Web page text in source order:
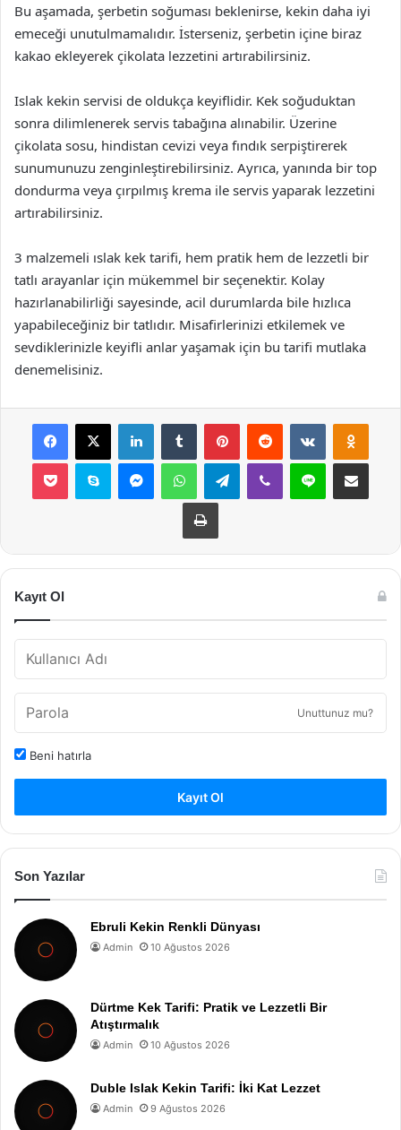
Bu aşamada, şerbetin soğuması beklenirse, kekin daha iyi
emeceği unutulmamalıdır. İsterseniz, şerbetin içine biraz
kakao ekleyerek çikolata lezzetini artırabilirsiniz.
Islak kekin servisi de oldukça keyiflidir. Kek soğuduktan
sonra dilimlenerek servis tabağına alınabilir. Üzerine
çikolata sosu, hindistan cevizi veya fındık serpiştirerek
sunumunuzu zenginleştirebilirsiniz. Ayrıca, yanında bir top
dondurma veya çırpılmış krema ile servis yaparak lezzetini
artırabilirsiniz.
3 malzemeli ıslak kek tarifi, hem pratik hem de lezzetli bir
tatlı arayanlar için mükemmel bir seçenektir. Kolay
hazırlanabilirliği sayesinde, acil durumlarda bile hızlıca
yapabileceğiniz bir tatlıdır. Misafirlerinizi etkilemek ve
sevdiklerinizle keyifli anlar yaşamak için bu tarifi mutlaka
denemelisiniz.
Facebook
X LinkedInTumblr PinterestReddit VKontakte
Pocket Skype MessengerWhatsAppTelegramViber Line E-Posta ile
Yazdır
Kayıt Ol
Unuttunuz mu?
Beni hatırla
Kayıt Ol
Son Yazılar
Ebruli Kekin Renkli Dünyası
Admin 10 Ağustos 2026
Dürtme Kek Tarifi: Pratik ve Lezzetli Bir
Atıştırmalık
Admin 10 Ağustos 2026
Duble Islak Kekin Tarifi: İki Kat Lezzet
Admin 9 Ağustos 2026